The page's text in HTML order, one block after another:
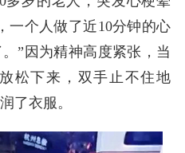
一个人做了近10分钟的心
”因为精神高度紧张，当
松下来，双手止不住地
了衣服。